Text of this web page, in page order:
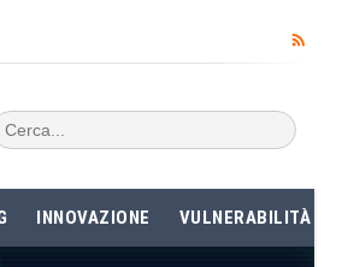
INNOVAZIONE VULNERABILITÀ